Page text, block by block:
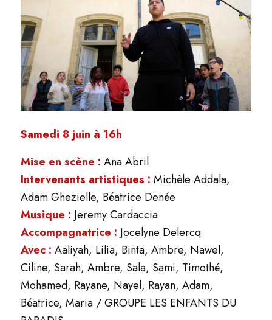
Samedi 8 juin à 16h
Mise en scène : Ana Abril
Intervenants artistiques : Michèle Addala,
Adam Ghezielle, Béatrice Denée
Musique : Jeremy Cardaccia
Accompagnatrice : Jocelyne Delercq
Avec : Aaliyah, Lilia, Binta, Ambre, Nawel,
Ciline, Sarah, Ambre, Sala, Sami, Timothé,
Mohamed, Rayane, Nayel, Rayan, Adam,
Béatrice, Maria / GROUPE LES ENFANTS DU